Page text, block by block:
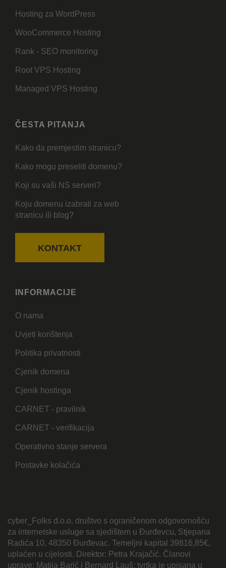
Hosting za WordPress
WooCommerce Hosting
Rank - SEO monitoring
Root VPS Hosting
Managed VPS Hosting
ČESTA PITANJA
Kako da premjestim stranicu?
Kako mogu preseliti domenu?
Koji su vaši NS serveri?
Koju domenu izabrati za web
stranicu ili blog?
KONTAKT
INFORMACIJE
O nama
Uvjeti korištenja
Politika privatnosti
Cjenik domena
Cjenik hostinga
CARNET - pravilnik
CARNET - verifikacija
Operativno stanje servera
Postavke kolačića
cyber_Folks d.o.o. društvo s ograničenom odgovornošću
za internetske usluge sa sjedištem u Đurđevcu, Stjepana
Radića 10, 48350 Đurđevac. Temeljni kapital 39816,85€,
uplaćen u cijelosti. Direktor: Petra Krajačić. Članovi
uprave: Matija Barić i Bernard Lauš; tvrtka je upisana u